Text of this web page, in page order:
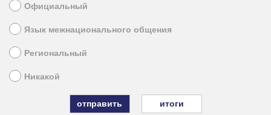
Официальный
Язык межнационального общения
Региональный
Никакой
итоги